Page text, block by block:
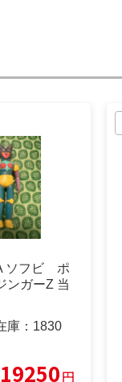
ソフビ ポ
ガーZ 当
庫： 1830
19250円